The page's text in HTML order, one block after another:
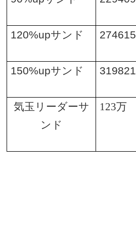
120%upサンド 274615
150%upサンド 319821
気玉リーダーサ
ンド
123万